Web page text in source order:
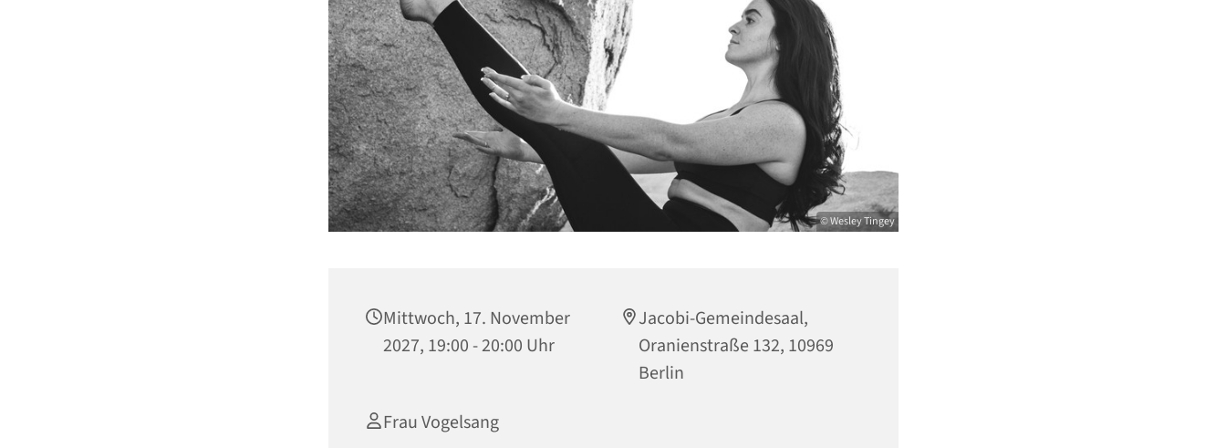
© Wesley Tingey
Mittwoch, 17. November
2027, 19:00 - 20:00 Uhr
Jacobi-Gemeindesaal,
Oranienstraße 132, 10969
Berlin
Frau Vogelsang